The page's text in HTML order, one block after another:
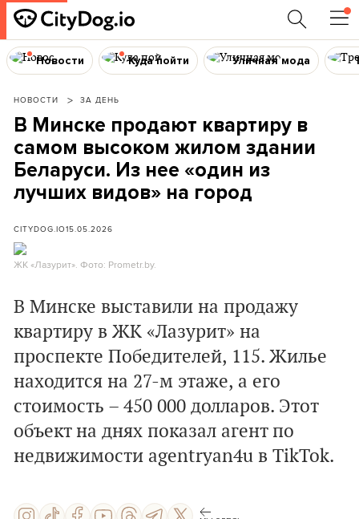
Новости Куда пойти Уличная мода
НОВОСТИ ЗА ДЕНЬ
В Минске продают квартиру в
самом высоком жилом здании
Беларуси. Из нее «один из
лучших видов» на город
CITYDOG.IO15.05.2026
ЖК «Лазурит». Фото: Prometr.by.
В Минске выставили на продажу
квартиру в ЖК «Лазурит» на
проспекте Победителей, 115. Жилье
находится на 27-м этаже, а его
стоимость – 450 000 долларов. Этот
объект на днях показал агент по
недвижимости agentryan4u в TikTok.